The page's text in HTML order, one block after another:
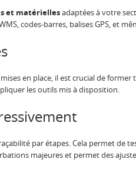
et matériellesadaptées à votre
codes-barres, balises GPS, et
en place, il est crucial de
les outils mis à disposition.
par étapes. Cela permet de
majeures et permet des